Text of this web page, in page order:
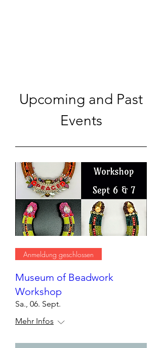
Upcoming and Past
Events
Anmeldung geschlossen
Museum of Beadwork
Workshop
Sa., 06. Sept.
Mehr Infos